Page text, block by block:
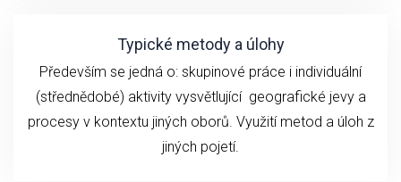
Typické metody a úlohy
Především se jedná o: skupinové práce i individuální
(střednědobé) aktivity vysvětlující geografické jevy a
procesy v kontextu jiných oborů. Využití metod a úloh z
jiných pojetí.